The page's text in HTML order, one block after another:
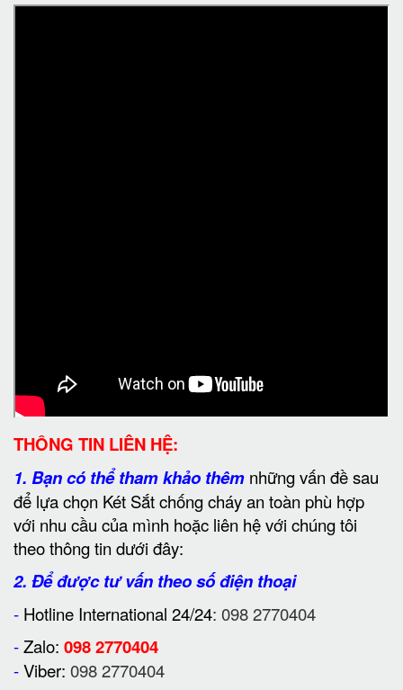
THÔNG TIN LIÊN HỆ:
1. Bạn có thể tham khảo thêm những vấn đề sau
để lựa chọn Két Sắt chống cháy an toàn phù hợp
với nhu cầu của mình hoặc liên hệ với chúng tôi
theo thông tin dưới đây:
2. Để được tư vấn theo số điện thoại
- Hotline International 24/24: 098 2770404
-Zalo: 098 2770404
-Viber: 098 2770404